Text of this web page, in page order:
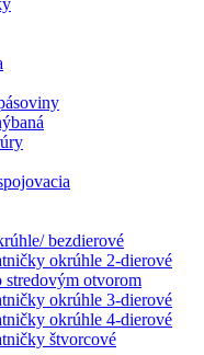
bezdierové
okrúhle 2-dierové
otvorom
okrúhle 3-dierové
okrúhle 4-dierové
štvorcové